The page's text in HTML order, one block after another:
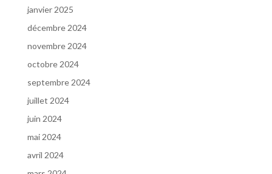
janvier 2025
décembre 2024
novembre 2024
octobre 2024
septembre 2024
juillet 2024
juin 2024
mai 2024
avril 2024